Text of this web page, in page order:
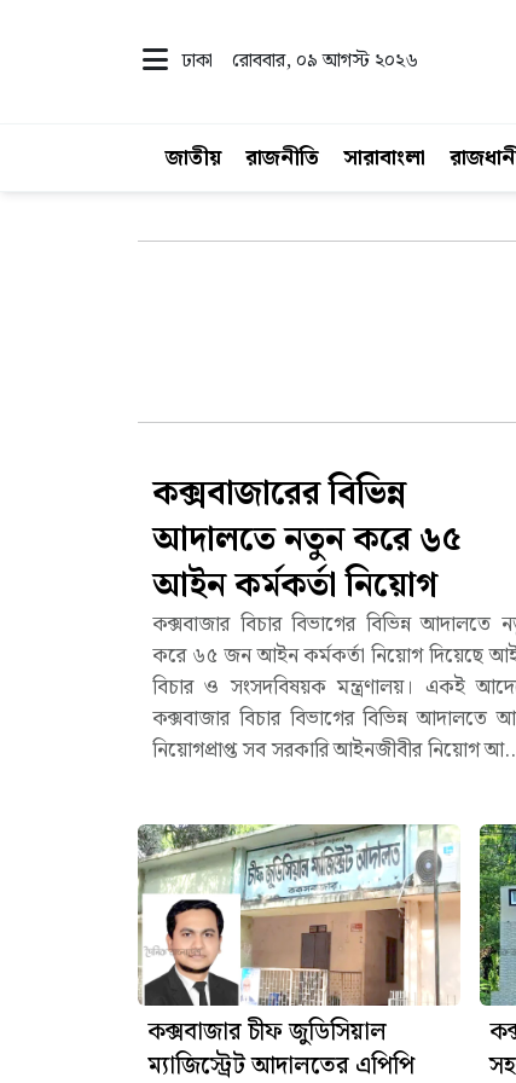
ঢাকা রোববার, ০৯ আগস্ট ২০২৬
জাতীয় রাজনীতি সারাবাংলা
কক্সবাজারের বিভিন্ন
আদালতে নতুন করে ৬৫
আইন কর্মকর্তা নিয়োগ
কক্সবাজার বিচার বিভাগের বিভিন্ন আদালতে
করে ৬৫ জন আইন কর্মকর্তা নিয়োগ দিয়েছে
বিচার ও সংসদবিষয়ক মন্ত্রণালয়। একই
কক্সবাজার বিচার বিভাগের বিভিন্ন আদালতে
নিয়োগপ্রাপ্ত সব সরকারি আইনজীবীর নিয়োগ
বিভাগের সলিসিটর অনুবিভাগের সিনিয়র
সচিব (জিপি/পিপি) ফারুক হোসাইন
পত্রে এ তথ্য জানানো হয়। পত্রটি
জেলা ম্যাজিস্ট্রেটের কাছে পাঠানো
নিয়োগ পাওয়া আইন কর্মকর্তাদের মধ্যে
জেলা ও দায়রা জজ আদালতের
প্রসিকিউটর (পিপি) হিসেবে নিয়োগ
অ্যাডভোকেট মোহাম্মদ ইউনুছ। একই
কক্সবাজার চীফ জুডিসিয়াল
ম্যাজিস্ট্রেট আদালতের এপিপি